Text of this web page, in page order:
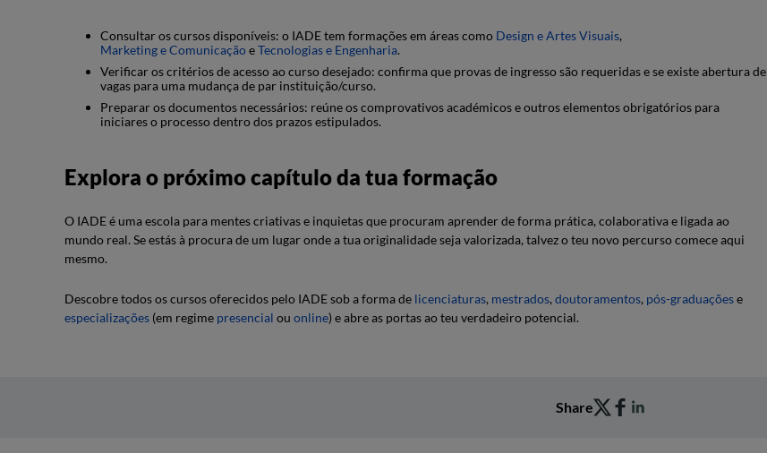
Consultar os cursos disponíveis: o IADE tem formações em áreas como Design e Artes Visuais,
Marketing e ComunicaçãoeTecnologias e Engenharia.
Verificar os critérios de acesso ao curso desejado: confirma que provas de ingresso são requeridas e se existe abertura de
vagas para uma mudança de par instituição/curso.
Preparar os documentos necessários: reúne os comprovativos académicos e outros elementos obrigatórios para
iniciares o processo dentro dos prazos estipulados.
Explora o próximo capítulo da tua formação
O IADE é uma escola para mentes criativas e inquietas que procuram aprender de forma prática, colaborativa e ligada ao
mundo real. Se estás à procura de um lugar onde a tua originalidade seja valorizada, talvez o teu novo percurso comece aqui
mesmo.
Descobre todos os cursos oferecidos pelo IADE sob a forma de licenciaturas, mestrados, doutoramentos, pós-graduaçõese
especializações (em regime presencial ou online) e abre as portas ao teu verdadeiro potencial.
Share